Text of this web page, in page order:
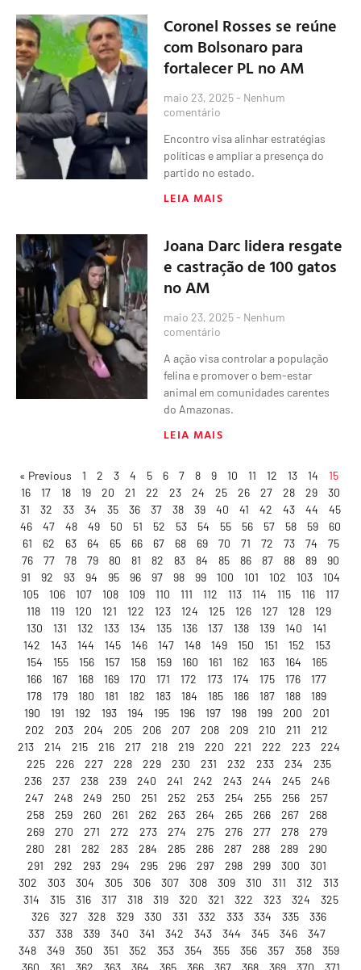
Coronel Rosses se reúne
com Bolsonaro para
fortalecer PL no AM
maio 23, 2025 Nenhum
comentário
Encontro visa alinhar estratégias
políticas e ampliar a presença do
partido no estado.
LEIA MAIS
Joana Darc lidera resgate
e castração de 100 gatos
no AM
maio 23, 2025 Nenhum
comentário
A ação visa controlar a população
felina e promover o bem-estar
animal em comunidades carentes
do Amazonas.
LEIA MAIS
« Previous 1 2 3 4 5 6 7 8 9 10 11 12 13 14
15
16
17 18 19 20 21 22 23 24 25 26 27 28 29
30
31
32 33 34 35 36 37 38 39 40 41 42 43 44
45
46
47 48 49 50 51 52 53 54 55 56 57 58 59
60
61
62 63 64 65 66 67 68 69 70 71 72 73 74
75
76
77 78 79 80 81 82 83 84 85 86 87 88 89
90
91
92 93 94 95 96 97 98 99 100 101 102 103
104
105
106 107 108 109 110 111 112 113 114 115 116
117
118
119 120 121 122 123 124 125 126 127 128
129
130
131 132 133 134 135 136 137 138 139 140
141
142
143 144 145 146 147 148 149 150 151 152
153
154
155 156 157 158 159 160 161 162 163 164
165
166
167 168 169 170 171 172 173 174 175 176
177
178
179 180 181 182 183 184 185 186 187 188
189
190
191 192 193 194 195 196 197 198 199 200
201
202
203 204 205 206 207 208 209 210 211
212
213
214 215 216 217 218 219 220 221 222 223
224
225
226 227 228 229 230 231 232 233 234
235
236
237 238 239 240 241 242 243 244 245
246
247
248 249 250 251 252 253 254 255 256
257
258
259 260 261 262 263 264 265 266 267
268
269
270 271 272 273 274 275 276 277 278
279
280
281 282 283 284 285 286 287 288 289
290
291
292 293 294 295 296 297 298 299 300
301
302
303 304 305 306 307 308 309 310 311 312
313
314
315 316 317 318 319 320 321 322 323 324
325
326
327 328 329 330 331 332 333 334 335
336
337
338 339 340 341 342 343 344 345 346
347
348
349 350 351 352 353 354 355 356 357 358
359
360
361 362 363 364 365 366 367 368 369 370 371